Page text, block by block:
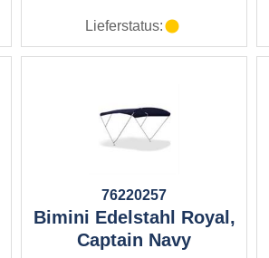
Lieferstatus:
76220257
Bimini Edelstahl Royal,
Captain Navy